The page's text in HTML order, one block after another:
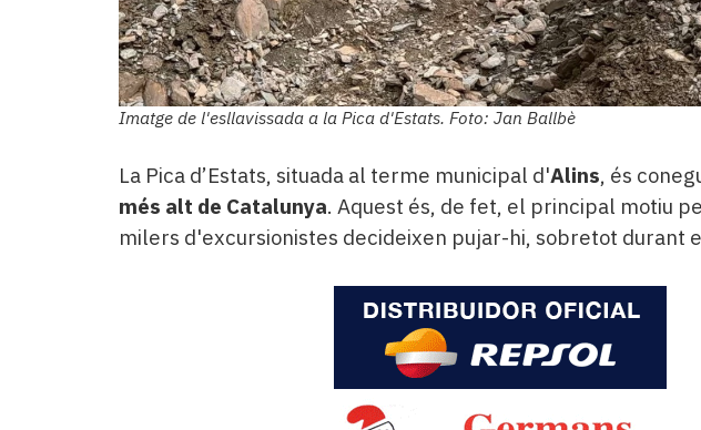
Imatge de l'esllavissada a la Pica d'Estats. Foto: Jan Ballbè
La Pica d’Estats, situada al terme municipal d'Alins, és
més alt de Catalunya. Aquest és, de fet, el principal motiu
milers d'excursionistes decideixen pujar-hi, sobretot durant